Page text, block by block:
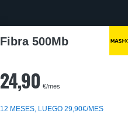
Fibra 500Mb
24,90 €/mes
12 MESES, LUEGO 29,90€/MES